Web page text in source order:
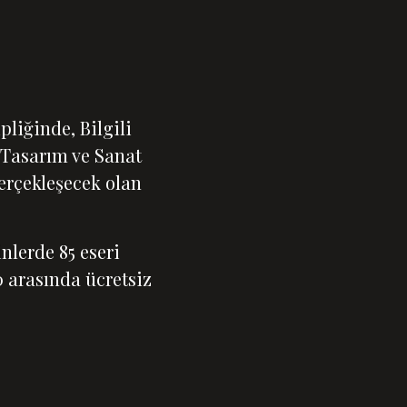
Bilgili
ve Sanat
olan
85 eseri
arasında ücretsiz